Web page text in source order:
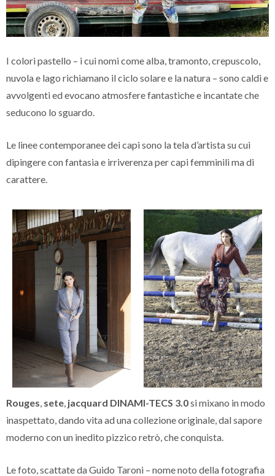
I colori pastello – i cui nomi come alba, tramonto, crepuscolo,
nuvola e lago richiamano il ciclo solare e la natura – sono caldi e
avvolgenti ed evocano atmosfere fantastiche e incantate che
seducono lo sguardo.
Le linee contemporanee dei capi sono la tela d’artista su cui
dipingere con fantasia e irriverenza per capi femminili ma di
carattere.
Rouges sete jacquard DINAMI-TECS 3.0si mixano in modo
inaspettato, dando vita ad una collezione originale, dal sapore
moderno con un inedito pizzico retrò, che conquista.
Le foto, scattate da Guido Taroni – nome noto della fotografia